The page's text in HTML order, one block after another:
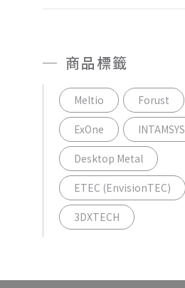
商品標籤
Meltio Forust
ExOne INTAMSYS
Desktop Metal
ETEC (EnvisionTEC)
3DXTECH